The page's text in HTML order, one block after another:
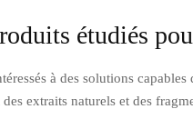
étudiés
à des solutions
extraits naturels et des